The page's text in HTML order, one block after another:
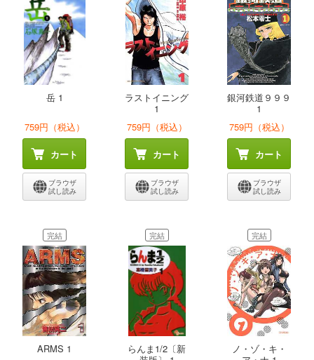
岳 1
759円（税込）
カート
ブラウザ
試し読み
ラストイニング
1
759円（税込）
カート
ブラウザ
試し読み
銀河鉄道９９９
1
759円（税込）
カート
ブラウザ
試し読み
完結
ARMS 1
完結
らんま1/2〔新
完結
ノ・ゾ・キ・